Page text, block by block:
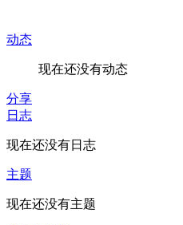
动态
现在还没有动态
分享
日志
现在还没有日志
主题
现在还没有主题